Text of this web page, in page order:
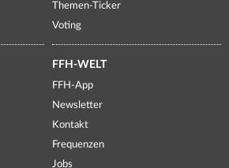
Themen-Ticker
Voting
FFH-WELT
FFH-App
Newsletter
Kontakt
Frequenzen
Jobs